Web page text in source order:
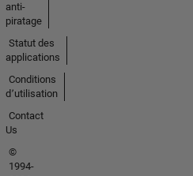
anti-
piratage
Statut des
applications
Conditions
d՚utilisation
Contact
Us
©
1994-